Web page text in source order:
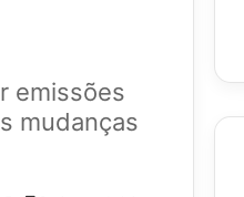
emissões
mudanças